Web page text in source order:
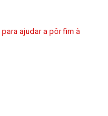
ajudar a pôr fim à